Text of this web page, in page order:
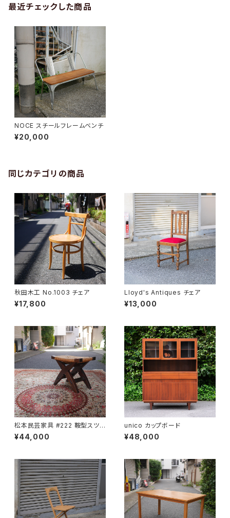
最近チェックした商品
NOCE スチールフレームベンチ
¥20,000
同じカテゴリの商品
秋田木工 No.1003 チェア
¥17,800
Lloyd's Antiques チェア
¥13,000
松本民芸家具 #222 鞍型スツ
ール
¥44,000
unico カップボード
¥48,000